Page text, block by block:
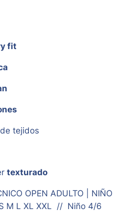
fit
tejidos
texturado
OPEN ADULTO | NIÑO
M L XL XXL // Niño 4/6